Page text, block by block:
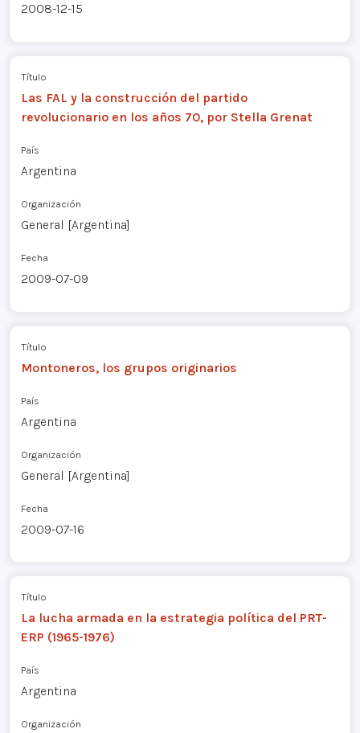
2008-12-15
Título
Las FAL y la construcción del partido
revolucionario en los años 70, por Stella Grenat
País
Argentina
Organización
General [Argentina]
Fecha
2009-07-09
Título
Montoneros, los grupos originarios
País
Argentina
Organización
General [Argentina]
Fecha
2009-07-16
Título
La lucha armada en la estrategia política del PRT-
ERP (1965-1976)
País
Argentina
Organización